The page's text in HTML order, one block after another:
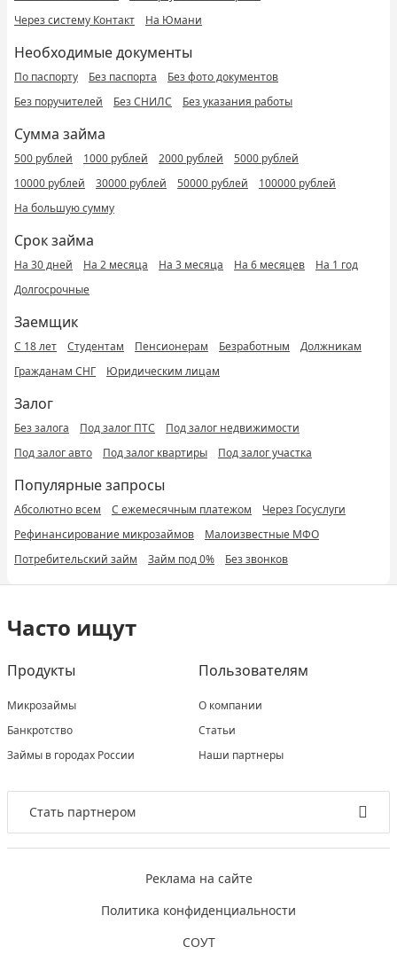
Через систему Контакт
На Юмани
Необходимые документы
По паспорту Без паспорта
Без фото документов
Без поручителей
Без СНИЛС Без указания работы
Сумма займа
500 рублей 1000 рублей 2000 рублей
5000 рублей
10000 рублей
30000 рублей 50000 рублей
100000 рублей
На большую сумму
Срок займа
На 30 дней На 2 месяца На 3 месяца На 6 месяцев
На 1 год
Долгосрочные
Заемщик
С 18 лет Студентам Пенсионерам Безработным
Должникам
Гражданам СНГ
Юридическим лицам
Залог
Без залога Под залог ПТС
Под залог недвижимости
Под залог авто
Под залог квартиры Под залог участка
Популярные запросы
Абсолютно всем С ежемесячным платежом
Через Госуслуги
Рефинансирование микрозаймов
Малоизвестные МФО
Потребительский займ
Займ под 0% Без звонков
Часто ищут
Продукты
Микрозаймы
Банкротство
Займы в городах России
Пользователям
О компании
Статьи
Наши партнеры
Стать партнером
Реклама на сайте
Политика конфиденциальности
СОУТ